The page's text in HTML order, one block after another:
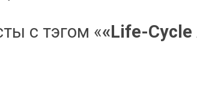
с тэгом ««Life-